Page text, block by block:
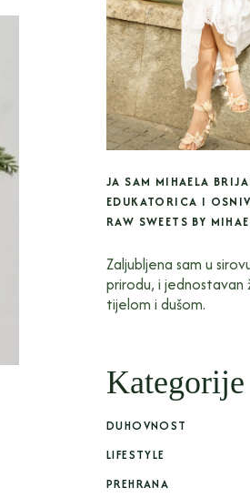
JA SAM MIHAELA
EDUKATORICA I
RAW SWEETS BY
Zaljubljena sam u
prirodu, i jednostavan
tijelom i dušom.
Kategorije
DUHOVNOST
LIFESTYLE
PREHRANA